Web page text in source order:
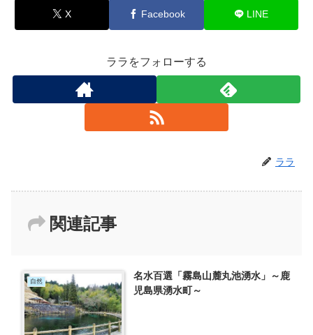
X Facebook LINE
ララをフォローする
ララ
関連記事
自然
名水百選「霧島山麓丸池湧水」～鹿
児島県湧水町～